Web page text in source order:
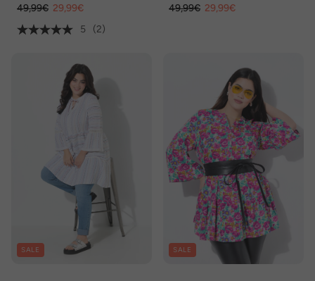
49,99€ 29,99€
5
(2)
49,99€ 29,99€
SALE SALE